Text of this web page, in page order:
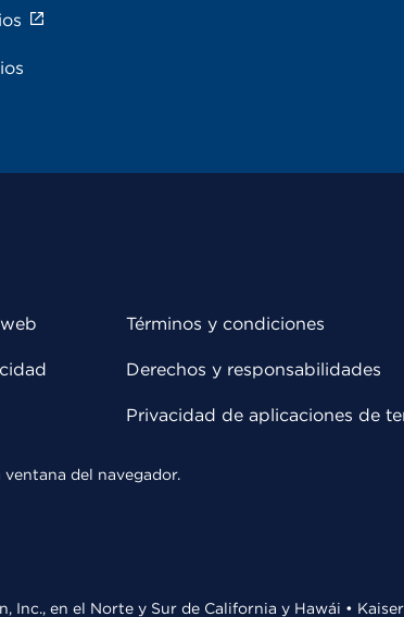
Términos y condiciones
Derechos y responsabilidades
Privacidad de aplicaciones de
del navegador.
Inc., en el Norte y Sur de California y Hawái •